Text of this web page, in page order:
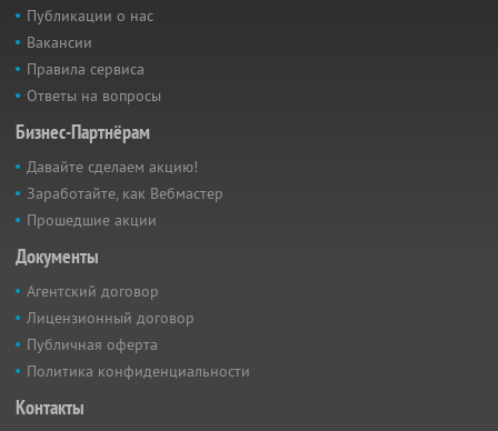
Публикации о нас
Вакансии
Правила сервиса
Ответы на вопросы
Бизнес-Партнёрам
Давайте сделаем акцию!
Заработайте, как Вебмастер
Прошедшие акции
Документы
Агентский договор
Лицензионный договор
Публичная оферта
Политика конфиденциальности
Контакты